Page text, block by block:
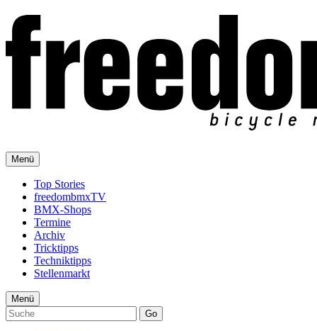
Menü
Top Stories
freedombmxTV
BMX-Shops
Termine
Archiv
Tricktipps
Techniktipps
Stellenmarkt
Menü
Go